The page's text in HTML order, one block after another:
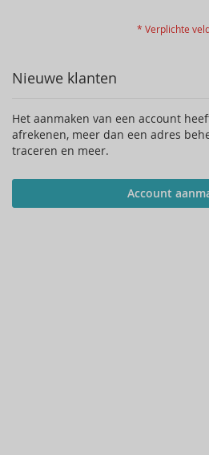
Nieuwe klanten
Het aanmaken van een account
afrekenen, meer dan een adres
traceren en meer.
Account